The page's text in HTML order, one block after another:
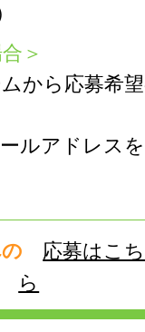
＞
から応募希
ルアドレス
応募はこち
ら